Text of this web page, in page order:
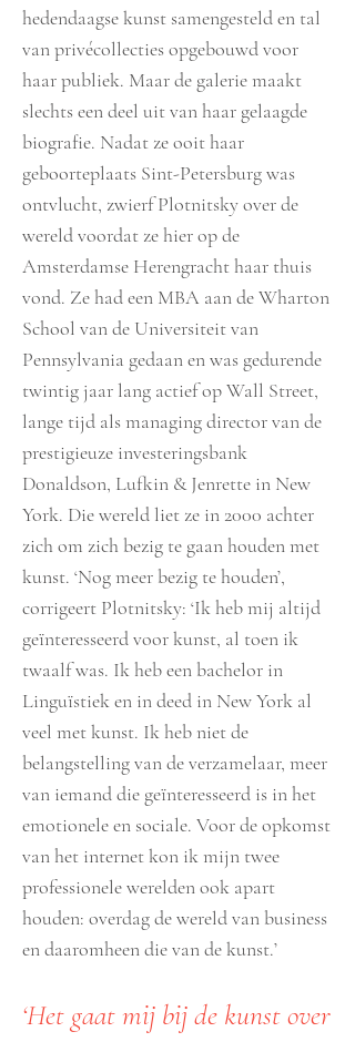
hedendaagse kunst samengesteld en tal
van privécollecties opgebouwd voor
haar publiek. Maar de galerie maakt
slechts een deel uit van haar gelaagde
biografie. Nadat ze ooit haar
geboorteplaats Sint-Petersburg was
ontvlucht, zwierf Plotnitsky over de
wereld voordat ze hier op de
Amsterdamse Herengracht haar thuis
vond. Ze had een MBA aan de Wharton
School van de Universiteit van
Pennsylvania gedaan en was gedurende
twintig jaar lang actief op Wall Street,
lange tijd als managing director van de
prestigieuze investeringsbank
Donaldson, Lufkin & Jenrette in New
York. Die wereld liet ze in 2000 achter
zich om zich bezig te gaan houden met
kunst. ‘Nog meer bezig te houden’,
corrigeert Plotnitsky: ‘Ik heb mij altijd
geïnteresseerd voor kunst, al toen ik
twaalf was. Ik heb een bachelor in
Linguïstiek en in deed in New York al
veel met kunst. Ik heb niet de
belangstelling van de verzamelaar, meer
van iemand die geïnteresseerd is in het
emotionele en sociale. Voor de opkomst
van het internet kon ik mijn twee
professionele werelden ook apart
houden: overdag de wereld van business
en daaromheen die van de kunst.’
‘Het gaat mij bij de kunst over